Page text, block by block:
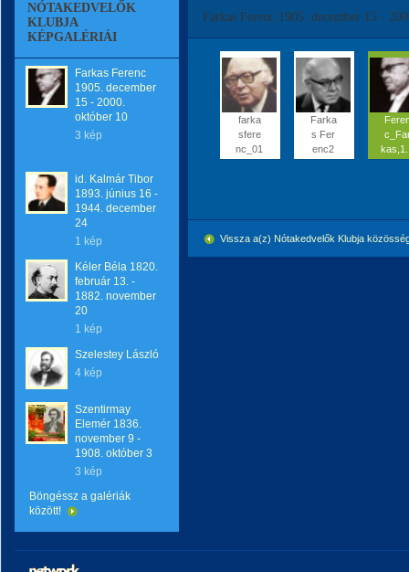
NÓTAKEDVELŐK
KLUBJA
KÉPGALÉRIÁI
Farkas Ferenc
1905. december
15 - 2000.
október 10
3 kép
id. Kalmár Tibor
1893. június 16 -
1944. december
24
1 kép
Kéler Béla 1820.
február 13. -
1882. november
20
1 kép
Szelestey László
4 kép
Szentirmay
Elemér 1836.
november 9 -
1908. október 3
3 kép
Böngéssz a galériák
között!
Farkas Ferenc 1905. december 15 -
farka
sfere
nc_01
Farka
s Fer
enc2
Vissza a(z) Nótakedvelők Klubja